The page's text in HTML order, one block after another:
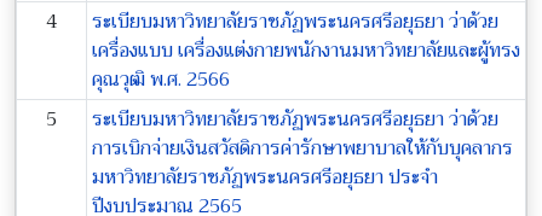
4
ระเบียบมหาวิทยาลัยราชภัฏพระนครศรีอยุธยา ว่าด้วย
เครื่องแบบ เครื่องแต่งกายพนักงานมหาวิทยาลัยและผู้ทรง
คุณวุฒิ พ.ศ. 2566
5
ระเบียบมหาวิทยาลัยราชภัฏพระนครศรีอยุธยา ว่าด้วย
การเบิกจ่ายเงินสวัสดิการค่ารักษาพยาบาลให้กับบุคลากร
มหาวิทยาลัยราชภัฏพระนครศรีอยุธยา ประจำ
ปีงบประมาณ 2565